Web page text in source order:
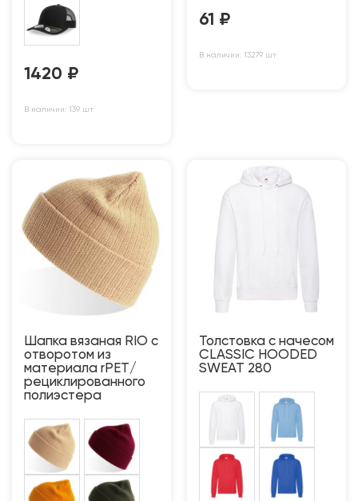
1420 ₽
В наличии: 139 шт
61 ₽
В наличии: 13279 шт
Шапка вязаная RIO с
отворотом из
материала rPET/
рециклированного
полиэстера
Толстовка с начесом
CLASSIC HOODED
SWEAT 280